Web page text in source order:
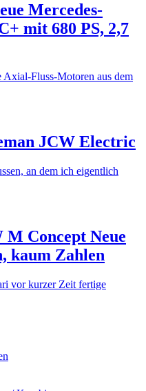
Mercedes-
mit 680 PS, 2,7
Fluss-Motoren aus dem
JCW Electric
an dem ich eigentlich
Concept Neue
kaum Zahlen
vor kurzer Zeit fertige